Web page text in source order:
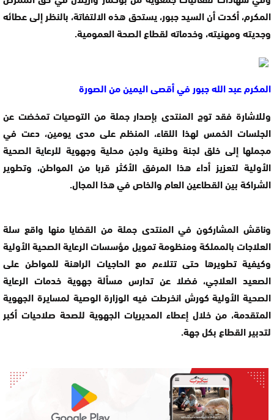
المكرم، أكدت أن السيد جبور، يستحق هذه الالتفاتة، بالنظر إلى عطائه
وجديته ومهنيته، وخدماته لقطاع الصحة العمومية.
المكرم عبد الله جبور في أقصى اليمين من الصورة
وللاشارة فقد توج المنتدى بإصدار جملة من التوصيات تمخضت عن
الجلسات الخمس لهذا اللقاء، المنظم على مدى يومين، دعت في
مجملها إلى خلق لجنة وطنية ولجن محلية وجهوية للرعاية الصحية
الأولية لتعزيز أداء هذا المرفق الأكثر قربا من المواطن، وتطوير
الشراكة بين القطاعين العام والخاص في هذا المجال.
وناقش المشاركون في المنتدى جملة من القضايا منها واقع سلة
العلاجات بالمملكة ومنظومة تمويل مؤسسات الرعاية الصحية الأولية
وكيفية تطويرها حتى تتلاءم مع الحاجيات الراهنة للمواطن على
الصعيد العلاجي، فضلا عن تدارس مسألة جهوية خدمات الرعاية
الصحية الأولية كورش انخرطت فيه الوزارة الوصية لمسايرة الجهوية
المتقدمة، من خلال إعطاء المديريات الجهوية للصحة صلاحيات أكبر
لتدبير القطاع بكل جهة.